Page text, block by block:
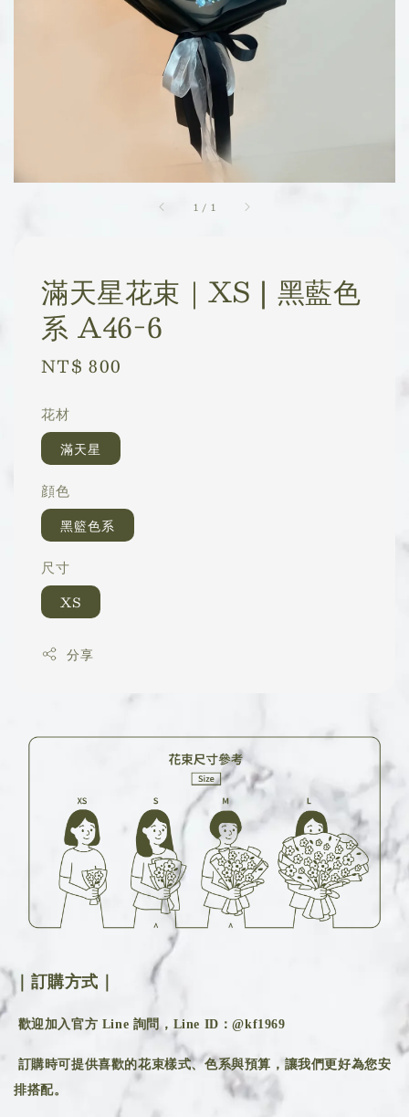
1 / 1
滿天星花束｜XS | 黑藍色
系 A46-6
Regular
NT$ 800
花材
滿天星
顔色
黑籃色系
尺寸
XS
分享
｜訂購方式｜
歡迎加入官方 Line 詢問，Line ID：@kf1969
訂購時可提供喜歡的花束樣式、色系與預算，讓我們更好為您安
排搭配。